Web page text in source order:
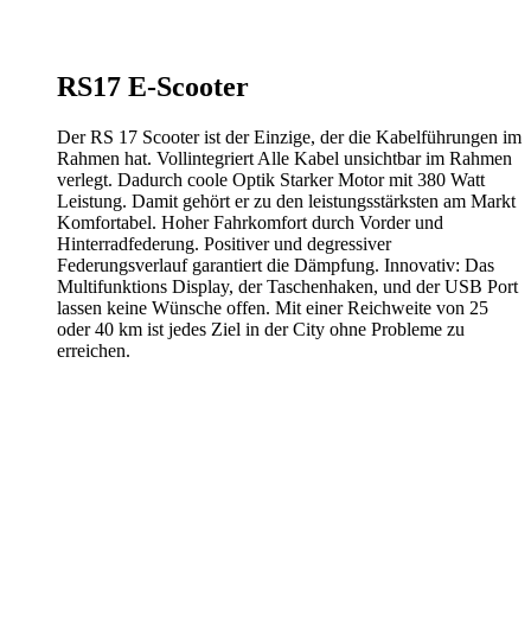
RS17 E-Scooter
Der RS 17 Scooter ist der Einzige, der die Kabelführungen im
Rahmen hat. Vollintegriert Alle Kabel unsichtbar im Rahmen
verlegt. Dadurch coole Optik Starker Motor mit 380 Watt
Leistung. Damit gehört er zu den leistungsstärksten am Markt
Komfortabel. Hoher Fahrkomfort durch Vorder und
Hinterradfederung. Positiver und degressiver
Federungsverlauf garantiert die Dämpfung. Innovativ: Das
Multifunktions Display, der Taschenhaken, und der USB Port
lassen keine Wünsche offen. Mit einer Reichweite von 25
oder 40 km ist jedes Ziel in der City ohne Probleme zu
erreichen.